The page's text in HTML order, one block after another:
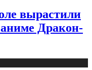
вырастили
Дракон-